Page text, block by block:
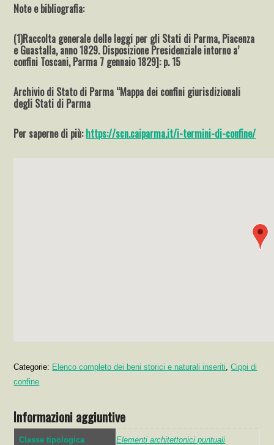
Note e bibliografia:
(1)Raccolta generale delle leggi per gli Stati di Parma, Piacenza
e Guastalla, anno 1829. Disposizione Presidenziale intorno a’
confini Toscani, Parma 7 gennaio 1829]: p. 15
Archivio di Stato di Parma “Mappa dei confini giurisdizionali
degli Stati di Parma
Per saperne di più:https://scn.caiparma.it/i-termini-di-confine/
Categorie: Elenco completo dei beni storici e naturali inseriti ,Cippi di
confine
Informazioni aggiuntive
Classe tipologica Elementi architettonici puntuali